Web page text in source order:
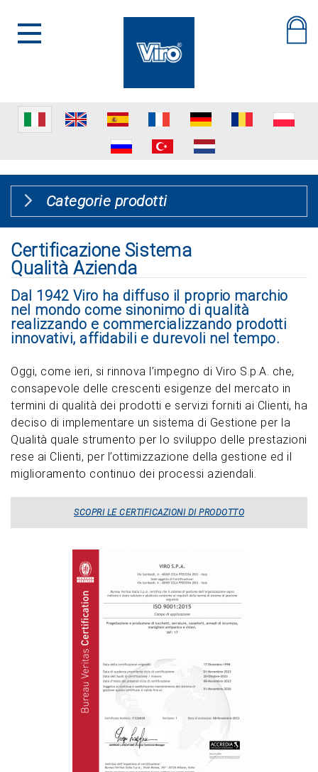
Categorie prodotti
Certificazione Sistema
Qualità Azienda
Dal 1942 Viro ha diffuso il proprio marchio
nel mondo come sinonimo di qualità
realizzando e commercializzando prodotti
innovativi, affidabili e durevoli nel tempo.
Oggi, come ieri, si rinnova l’impegno di Viro S.p.A. che,
consapevole delle crescenti esigenze del mercato in
termini di qualità dei prodotti e servizi forniti ai Clienti, ha
deciso di implementare un sistema di Gestione per la
Qualità quale strumento per lo sviluppo delle prestazioni
rese ai Clienti, per l’ottimizzazione della gestione ed il
miglioramento continuo dei processi aziendali.
SCOPRI LE CERTIFICAZIONI DI PRODOTTO